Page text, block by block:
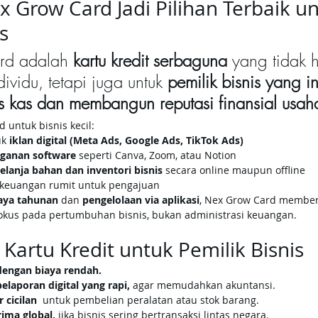
Grow Card Jadi Pilihan Terbaik
adalah kartu kredit serbaguna yang tidak
tetapi juga untuk pemilik bisnis yang
kas dan membangun reputasi finansial
untuk bisnis kecil:
iklan digital (Meta Ads, Google Ads, TikTok Ads)
software seperti Canva, Zoom, atau Notion
bahan dan inventori bisnis secara online maupun offline
rumit untuk pengajuan
tahunan dan pengelolaan via aplikasi, Nex Grow Card
pada pertumbuhan bisnis, bukan administrasi keuangan.
Kredit untuk Pemilik Bisnis
biaya rendah.
digital yang rapi, agar memudahkan akuntansi.
cicilan untuk pembelian peralatan atau stok barang.
global, jika bisnis sering bertransaksi lintas negara.